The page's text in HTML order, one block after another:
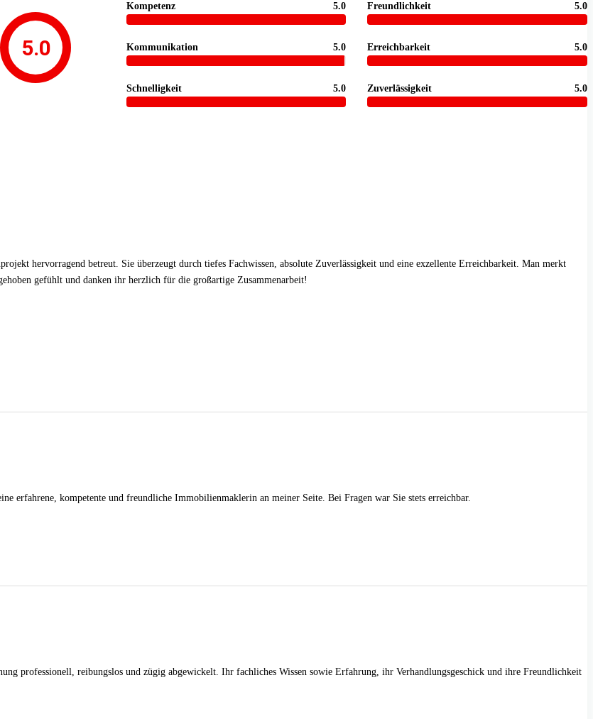
5.0
Kompetenz 5.0 Freundlichkeit 5.0
Kommunikation 5.0 Erreichbarkeit 5.0
Schnelligkeit 5.0 Zuverlässigkeit 5.0
hervorragend betreut. Sie überzeugt durch tiefes Fachwissen, absolute Zuverlässigkeit und eine exzellente Erreichbarkeit. Man merkt
gefühlt und danken ihr herzlich für die großartige Zusammenarbeit!
erfahrene, kompetente und freundliche Immobilienmaklerin an meiner Seite. Bei Fragen war Sie stets erreichbar.
professionell, reibungslos und zügig abgewickelt. Ihr fachliches Wissen sowie Erfahrung, ihr Verhandlungsgeschick und ihre Freundlichkeit